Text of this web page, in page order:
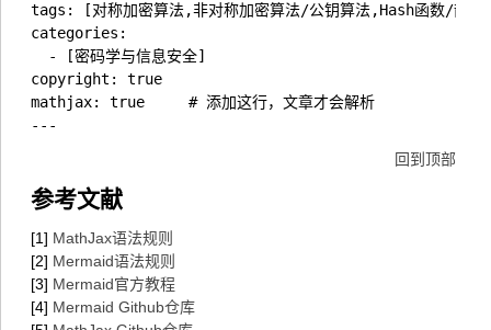
tags: [对称加密算法,非对称加密算法/公钥算法,Hash函数/散
categories:
  - [密码学与信息安全]
copyright: true
mathjax: true	  # 添加这行，文章才会解析
回到顶部
参考文献
[1] MathJax语法规则
[2] Mermaid语法规则
[3] Mermaid官方教程
[4] Mermaid Github仓库